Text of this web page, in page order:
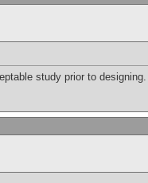
study prior to